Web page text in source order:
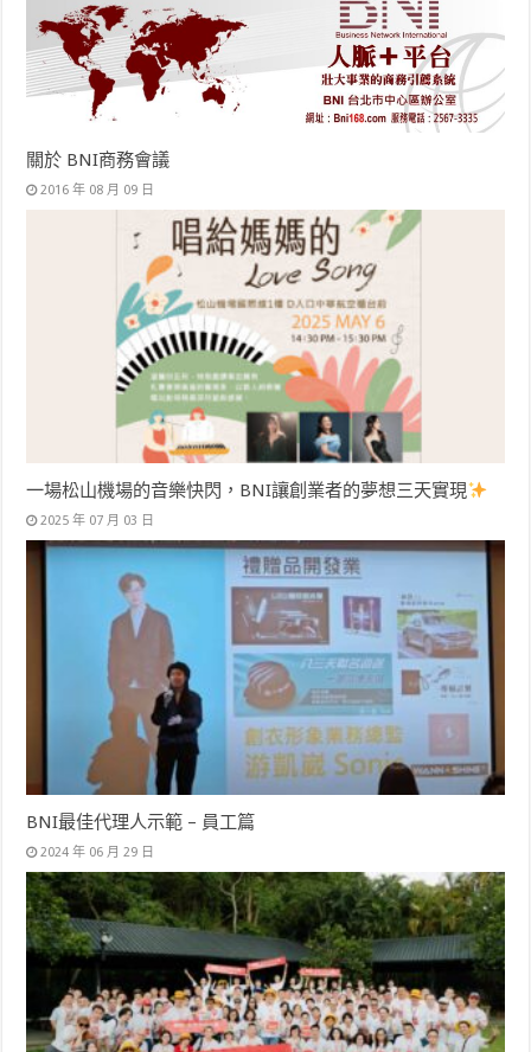
關於 BNI商務會議
2016 年 08 月 09 日
一場松山機場的音樂快閃，BNI讓創業者的夢想三天實現
2025 年 07 月 03 日
BNI最佳代理人示範 – 員工篇
2024 年 06 月 29 日